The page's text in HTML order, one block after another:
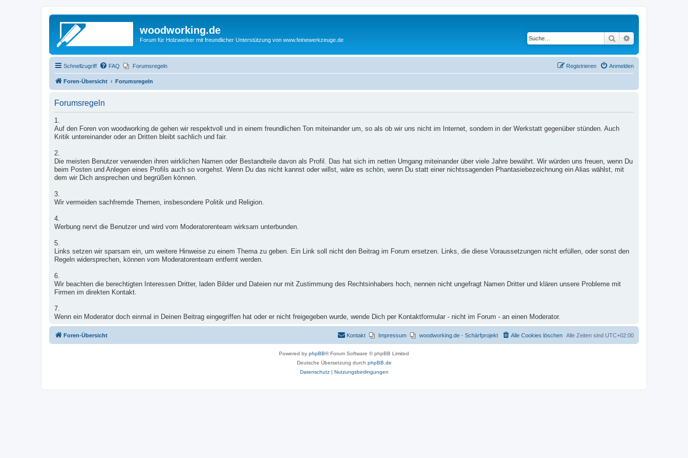
woodworking.de
Forum für Holzwerker mit freundlicher Unterstützung von www.feinewerkzeuge.de Suche
Schnellzugriff FAQ Forumsregeln Anmelden
Registrieren
Foren-Übersicht Forumsregeln
Forumsregeln
1.
Auf den Foren von woodworking.de gehen wir respektvoll und in einem freundlichen Ton miteinander um, so als ob wir uns nicht im Internet, sondern in der Werkstatt gegenüber stünden. Auch
Kritik untereinander oder an Dritten bleibt sachlich und fair.
2.
Die meisten Benutzer verwenden ihren wirklichen Namen oder Bestandteile davon als Profil. Das hat sich im netten Umgang miteinander über viele Jahre bewährt. Wir würden uns freuen, wenn Du
beim Posten und Anlegen eines Profils auch so vorgehst. Wenn Du das nicht kannst oder willst, wäre es schön, wenn Du statt einer nichtssagenden Phantasiebezeichnung ein Alias wählst, mit
dem wir Dich ansprechen und begrüßen können.
3.
Wir vermeiden sachfremde Themen, insbesondere Politik und Religion.
4.
Werbung nervt die Benutzer und wird vom Moderatorenteam wirksam unterbunden.
5.
Links setzen wir sparsam ein, um weitere Hinweise zu einem Thema zu geben. Ein Link soll nicht den Beitrag im Forum ersetzen. Links, die diese Voraussetzungen nicht erfüllen, oder sonst den
Regeln widersprechen, können vom Moderatorenteam entfernt werden.
6.
Wir beachten die berechtigten Interessen Dritter, laden Bilder und Dateien nur mit Zustimmung des Rechtsinhabers hoch, nennen nicht ungefragt Namen Dritter und klären unsere Probleme mit
Firmen im direkten Kontakt.
7.
Wenn ein Moderator doch einmal in Deinen Beitrag eingegriffen hat oder er nicht freigegeben wurde, wende Dich per Kontaktformular - nicht im Forum - an einen Moderator.
Foren-Übersicht Alle Zeiten sind UTC+02:00
Alle Cookies löschen
woodworking.de - Schärfprojekt
Impressum
Kontakt
Powered by phpBB® Forum Software © phpBB Limited
Deutsche Übersetzung durch phpBB.de
Datenschutz| Nutzungsbedingungen